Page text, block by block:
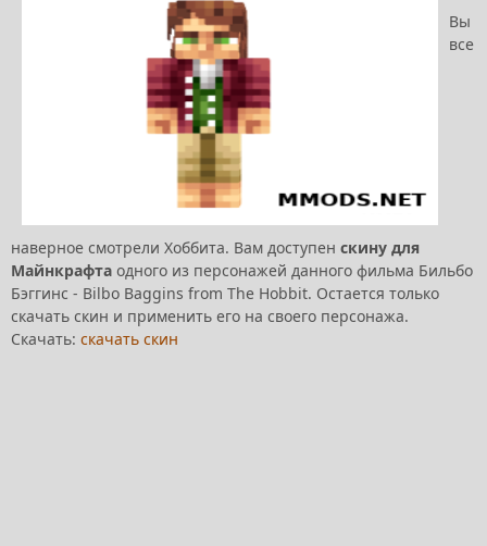
Вы
все
наверное смотрели Хоббита. Вам доступен скину для
Майнкрафта одного из персонажей данного фильма Бильбо
Бэггинс - Bilbo Baggins from The Hobbit. Остается только
скачать скин и применить его на своего персонажа.
Скачать: скачать скин